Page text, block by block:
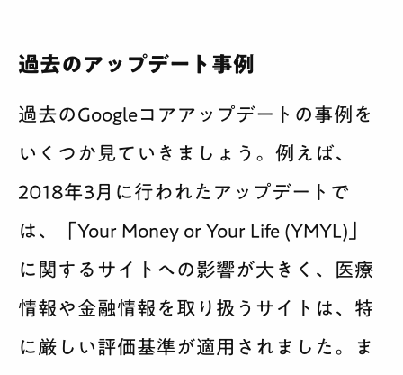
過去のアップデート事例
過去のGoogleコアアップデートの事例を
いくつか見ていきましょう。例えば、
2018年3月に行われたアップデートで
は、「Your Money or Your Life (YMYL)」
に関するサイトへの影響が大きく、医療
情報や金融情報を取り扱うサイトは、特
に厳しい評価基準が適用されました。ま